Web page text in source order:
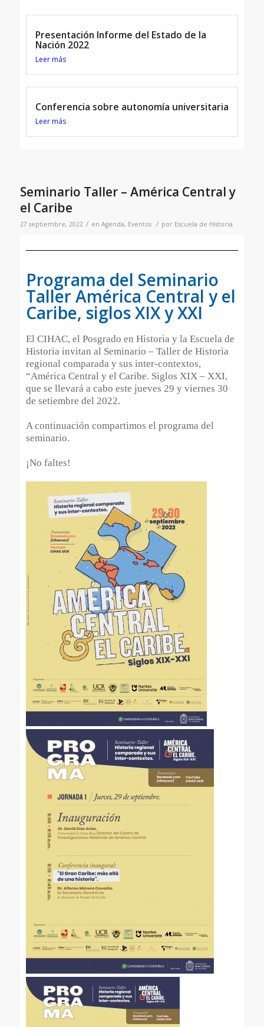
Presentación Informe del Estado de la
Nación 2022
Leer más
Conferencia sobre autonomía universitaria
Leer más
Seminario Taller – América Central y
el Caribe
27 septiembre, 2022 / en Agenda, Eventos / por Escuela de Historia
Programa del Seminario
Taller América Central y el
Caribe, siglos XIX y XXI
El CIHAC, el Posgrado en Historia y la Escuela de
Historia invitan al Seminario – Taller de Historia
regional comparada y sus inter-contextos,
“América Central y el Caribe. Siglos XIX – XXI,
que se llevará a cabo este jueves 29 y viernes 30
de setiembre del 2022.
A continuación compartimos el programa del
seminario.
¡No faltes!